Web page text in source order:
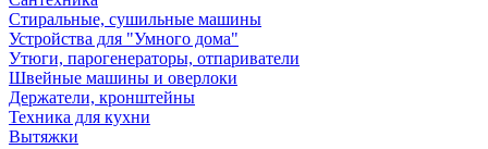
Стиральные, сушильные машины
Устройства для "Умного дома"
Утюги, парогенераторы, отпариватели
Швейные машины и оверлоки
Держатели, кронштейны
Техника для кухни
Вытяжки